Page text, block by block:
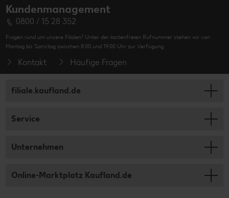
Kundenmanagement
0800 / 15 28 352
Fragen rund um unsere Filialen? Unter der kostenfreien Rufnummer stehen wir von
Montag bis Samstag zwischen 8:00 und 19:00 Uhr zur Verfügung.
Kontakt Häufige Fragen
filiale.kaufland.de
Service
Unternehmen
Online-Marktplatz Kaufland.de